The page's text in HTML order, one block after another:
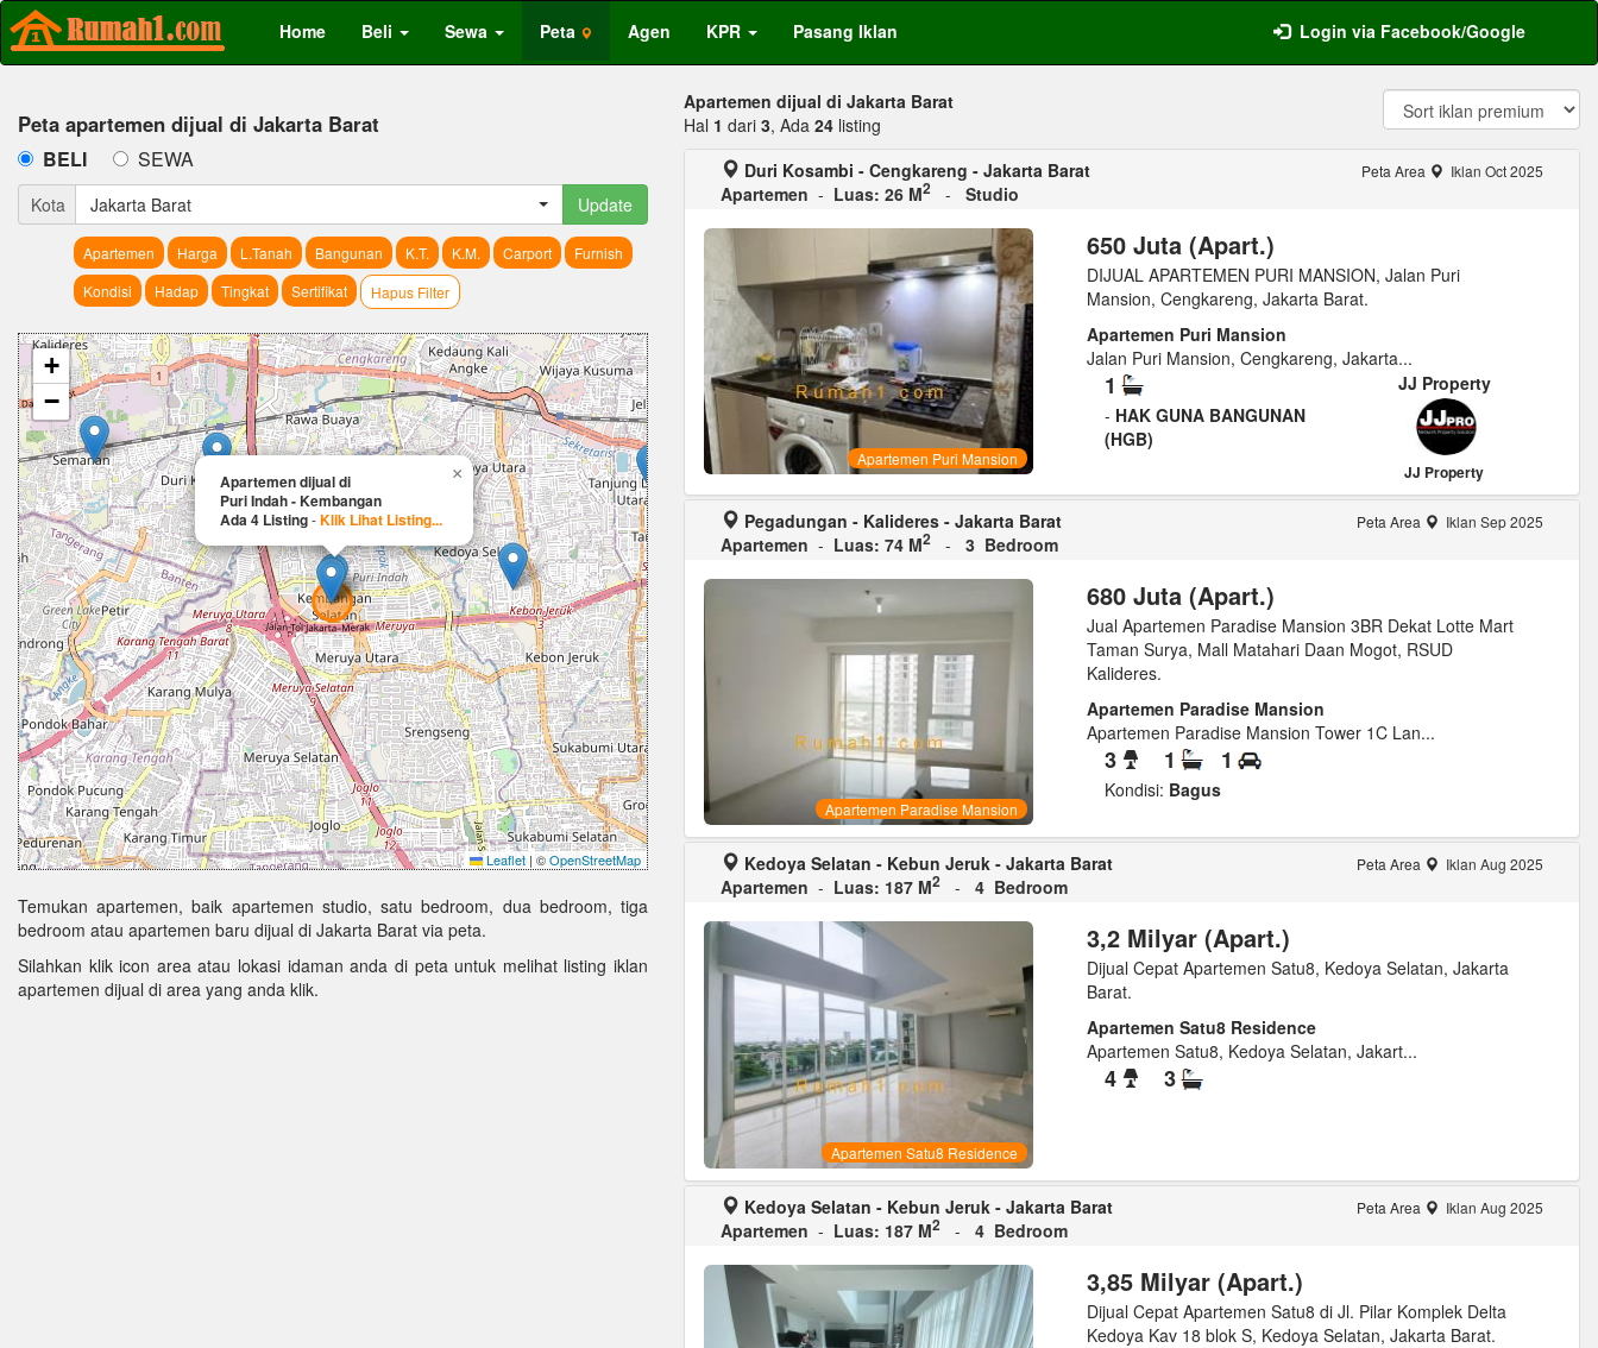
Home Beli Sewa Peta Agen KPR Pasang Iklan Login via Facebook/Google
Peta apartemen dijual di Jakarta Barat
BELI SEWA
Kota Jakarta Barat Update
Apartemen Harga L.Tanah Bangunan K.T. K.M. Carport
Furnish
Kondisi
Hadap Tingkat Sertifikat Hapus Filter
Apartemen dijual di
Puri Indah - Kembangan
Ada 4 Listing-Klik Lihat Listing...
×
+
−
Leaflet | ©OpenStreetMap
Temukan apartemen, baik apartemen studio, satu bedroom, dua bedroom, tiga
bedroom atau apartemen baru dijual di Jakarta Barat via peta.
Silahkan klik icon area atau lokasi idaman anda di peta untuk melihat listing iklan
apartemen dijual di area yang anda klik.
Apartemen dijual di Jakarta Barat
Hal 1 dari 3, Ada 24 listing
Duri Kosambi - Cengkareng - Jakarta Barat
Apartemen - Luas: 26 M2 - Studio
Peta Area Iklan Oct 2025
Apartemen Puri Mansion
650 Juta (Apart.)
DIJUAL APARTEMEN PURI MANSION, Jalan Puri
Mansion, Cengkareng, Jakarta Barat.
Apartemen Puri Mansion
Jalan Puri Mansion, Cengkareng, Jakarta...
1
- HAK GUNA BANGUNAN
(HGB)
JJ Property
JJ Property
Pegadungan - Kalideres - Jakarta Barat
Apartemen - Luas: 74 M2 - 3 Bedroom
Peta Area Iklan Sep 2025
Apartemen Paradise Mansion
680 Juta (Apart.)
Jual Apartemen Paradise Mansion 3BR Dekat Lotte Mart
Taman Surya, Mall Matahari Daan Mogot, RSUD
Kalideres.
Apartemen Paradise Mansion
Apartemen Paradise Mansion Tower 1C Lan...
3 1 1
Kondisi: Bagus
Kedoya Selatan - Kebun Jeruk - Jakarta Barat
Apartemen - Luas: 187 M2 - 4 Bedroom
Peta Area Iklan Aug 2025
Apartemen Satu8 Residence
3,2 Milyar (Apart.)
Dijual Cepat Apartemen Satu8, Kedoya Selatan, Jakarta
Barat.
Apartemen Satu8 Residence
Apartemen Satu8, Kedoya Selatan, Jakart...
4 3
Kedoya Selatan - Kebun Jeruk - Jakarta Barat
Apartemen - Luas: 187 M2 - 4 Bedroom
Peta Area Iklan Aug 2025
3,85 Milyar (Apart.)
Dijual Cepat Apartemen Satu8 di Jl. Pilar Komplek Delta
Kedoya Kav 18 blok S, Kedoya Selatan, Jakarta Barat.